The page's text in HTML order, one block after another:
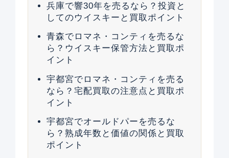
兵庫で響30年を売るなら？投資と
してのウイスキーと買取ポイント
青森でロマネ・コンティを売るな
ら？ウイスキー保管方法と買取ポ
イント
宇都宮でロマネ・コンティを売る
なら？宅配買取の注意点と買取ポ
イント
宇都宮でオールドパーを売るな
ら？熟成年数と価値の関係と買取
ポイント